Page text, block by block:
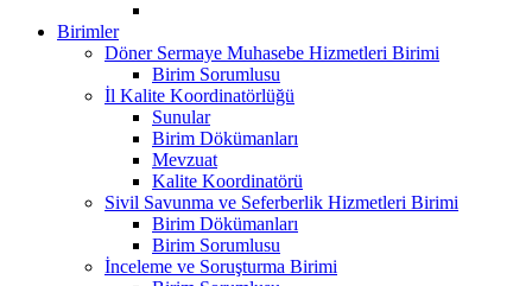
Birimler
Döner Sermaye Muhasebe Hizmetleri Birimi
Birim Sorumlusu
İl Kalite Koordinatörlüğü
Sunular
Birim Dökümanları
Mevzuat
Kalite Koordinatörü
Sivil Savunma ve Seferberlik Hizmetleri Birimi
Birim Dökümanları
Birim Sorumlusu
İnceleme ve Soruşturma Birimi